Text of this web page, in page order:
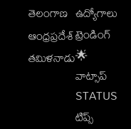
తెలంగాణ
ఆంధ్రప్రదేశ్
తమిళనాడు
ఉద్యోగాలు
ట్రెండింగ్
🌟
వాట్సాప్
STATUS
టిప్స్